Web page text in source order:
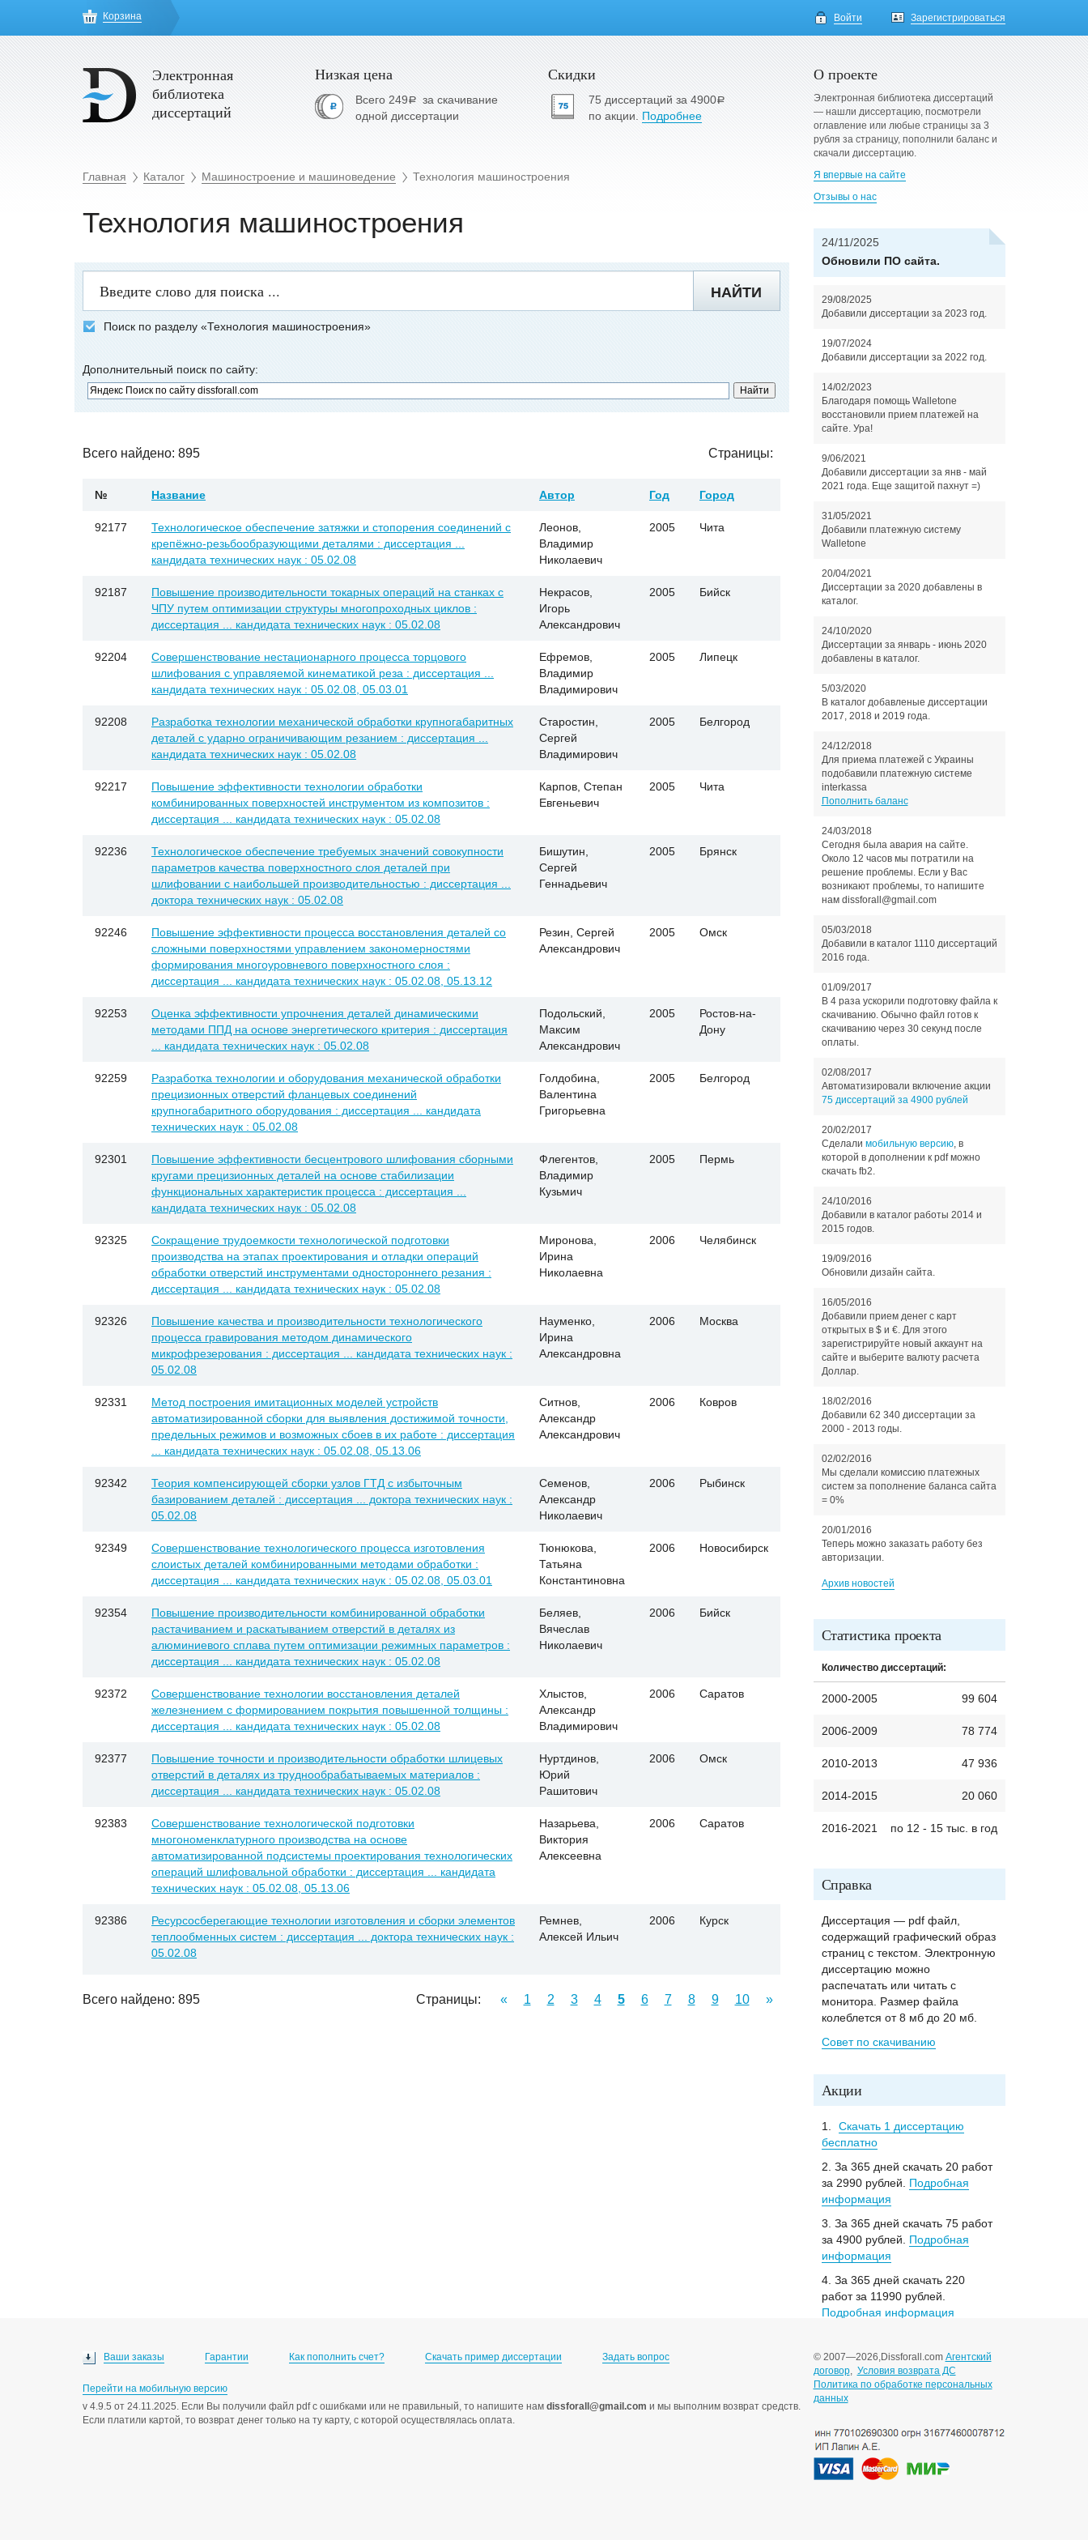
Корзина Войти Зарегистрироваться
Электронная
библиотека
диссертаций
Низкая цена
Всего 249aза скачивание
одной диссертации
Скидки
75 диссертаций за 4900a
по акции. Подробнее
Главная Каталог Машиностроение и машиноведение Технология машиностроения
Технология машиностроения
НАЙТИ
Поиск по разделу «Технология машиностроения»
Дополнительный поиск по сайту:
Всего найдено: 895 Страницы:
№ Название Автор Год Город
92177
Технологическое обеспечение затяжки и стопорения соединений с
крепёжно-резьбообразующими деталями : диссертация ...
кандидата технических наук : 05.02.08
Леонов,
Владимир
Николаевич
2005 Чита
92187
Повышение производительности токарных операций на станках с
ЧПУ путем оптимизации структуры многопроходных циклов :
диссертация ... кандидата технических наук : 05.02.08
Некрасов,
Игорь
Александрович
2005 Бийск
92204
Совершенствование нестационарного процесса торцового
шлифования с управляемой кинематикой реза : диссертация ...
кандидата технических наук : 05.02.08, 05.03.01
Ефремов,
Владимир
Владимирович
2005 Липецк
92208
Разработка технологии механической обработки крупногабаритных
деталей с ударно ограничивающим резанием : диссертация ...
кандидата технических наук : 05.02.08
Старостин,
Сергей
Владимирович
2005 Белгород
92217
Повышение эффективности технологии обработки
комбинированных поверхностей инструментом из композитов :
диссертация ... кандидата технических наук : 05.02.08
Карпов, Степан
Евгеньевич
2005 Чита
92236
Технологическое обеспечение требуемых значений совокупности
параметров качества поверхностного слоя деталей при
шлифовании с наибольшей производительностью : диссертация ...
доктора технических наук : 05.02.08
Бишутин,
Сергей
Геннадьевич
2005 Брянск
92246
Повышение эффективности процесса восстановления деталей со
сложными поверхностями управлением закономерностями
формирования многоуровневого поверхностного слоя :
диссертация ... кандидата технических наук : 05.02.08, 05.13.12
Резин, Сергей
Александрович
2005 Омск
92253
Оценка эффективности упрочнения деталей динамическими
методами ППД на основе энергетического критерия : диссертация
... кандидата технических наук : 05.02.08
Подольский,
Максим
Александрович
2005
Ростов-на-
Дону
92259
Разработка технологии и оборудования механической обработки
прецизионных отверстий фланцевых соединений
крупногабаритного оборудования : диссертация ... кандидата
технических наук : 05.02.08
Голдобина,
Валентина
Григорьевна
2005 Белгород
92301
Повышение эффективности бесцентрового шлифования сборными
кругами прецизионных деталей на основе стабилизации
функциональных характеристик процесса : диссертация ...
кандидата технических наук : 05.02.08
Флегентов,
Владимир
Кузьмич
2005 Пермь
92325
Сокращение трудоемкости технологической подготовки
производства на этапах проектирования и отладки операций
обработки отверстий инструментами одностороннего резания :
диссертация ... кандидата технических наук : 05.02.08
Миронова,
Ирина
Николаевна
2006 Челябинск
92326
Повышение качества и производительности технологического
процесса гравирования методом динамического
микрофрезерования : диссертация ... кандидата технических наук :
05.02.08
Науменко,
Ирина
Александровна
2006 Москва
92331
Метод построения имитационных моделей устройств
автоматизированной сборки для выявления достижимой точности,
предельных режимов и возможных сбоев в их работе : диссертация
... кандидата технических наук : 05.02.08, 05.13.06
Ситнов,
Александр
Александрович
2006 Ковров
92342
Теория компенсирующей сборки узлов ГТД с избыточным
базированием деталей : диссертация ... доктора технических наук :
05.02.08
Семенов,
Александр
Николаевич
2006 Рыбинск
92349
Совершенствование технологического процесса изготовления
слоистых деталей комбинированными методами обработки :
диссертация ... кандидата технических наук : 05.02.08, 05.03.01
Тюнюкова,
Татьяна
Константиновна
2006 Новосибирск
92354
Повышение производительности комбинированной обработки
растачиванием и раскатыванием отверстий в деталях из
алюминиевого сплава путем оптимизации режимных параметров :
диссертация ... кандидата технических наук : 05.02.08
Беляев,
Вячеслав
Николаевич
2006 Бийск
92372
Совершенствование технологии восстановления деталей
железнением с формированием покрытия повышенной толщины :
диссертация ... кандидата технических наук : 05.02.08
Хлыстов,
Александр
Владимирович
2006 Саратов
92377
Повышение точности и производительности обработки шлицевых
отверстий в деталях из труднообрабатываемых материалов :
диссертация ... кандидата технических наук : 05.02.08
Нуртдинов,
Юрий
Рашитович
2006 Омск
92383
Совершенствование технологической подготовки
многономенклатурного производства на основе
автоматизированной подсистемы проектирования технологических
операций шлифовальной обработки : диссертация ... кандидата
технических наук : 05.02.08, 05.13.06
Назарьева,
Виктория
Алексеевна
2006 Саратов
92386
Ресурсосберегающие технологии изготовления и сборки элементов
теплообменных систем : диссертация ... доктора технических наук :
05.02.08
Ремнев,
Алексей Ильич
2006 Курск
Всего найдено: 895 Страницы: « 1 2 3 4 5 6 7 8 9 10 »
О проекте
Электронная библиотека диссертаций
— нашли диссертацию, посмотрели
оглавление или любые страницы за 3
рубля за страницу, пополнили баланс и
скачали диссертацию.
Я впервые на сайте
Отзывы о нас
24/11/2025
Обновили ПО сайта.
29/08/2025
Добавили диссертации за 2023 год.
19/07/2024
Добавили диссертации за 2022 год.
14/02/2023
Благодаря помощь Walletone
восстановили прием платежей на
сайте. Ура!
9/06/2021
Добавили диссертации за янв - май
2021 года. Еще защитой пахнут =)
31/05/2021
Добавили платежную систему
Walletone
20/04/2021
Диссертации за 2020 добавлены в
каталог.
24/10/2020
Диссертации за январь - июнь 2020
добавлены в каталог.
5/03/2020
В каталог добавленые диссертации
2017, 2018 и 2019 года.
24/12/2018
Для приема платежей с Украины
подобавили платежную системе
interkassa
Пополнить баланс
24/03/2018
Сегодня была авария на сайте.
Около 12 часов мы потратили на
решение проблемы. Если у Вас
возникают проблемы, то напишите
нам dissforall@gmail.com
05/03/2018
Добавили в каталог 1110 диссертаций
2016 года.
01/09/2017
В 4 раза ускорили подготовку файла к
скачиванию. Обычно файл готов к
скачиванию через 30 секунд после
оплаты.
02/08/2017
Автоматизировали включение акции
75 диссертаций за 4900 рублей
20/02/2017
Сделали мобильную версию, в
которой в дополнении к pdf можно
скачать fb2.
24/10/2016
Добавили в каталог работы 2014 и
2015 годов.
19/09/2016
Обновили дизайн сайта.
16/05/2016
Добавили прием денег с карт
открытых в $ и €. Для этого
зарегистрируйте новый аккаунт на
сайте и выберите валюту расчета
Доллар.
18/02/2016
Добавили 62 340 диссертации за
2000 - 2013 годы.
02/02/2016
Мы сделали комиссию платежных
систем за пополнение баланса сайта
= 0%
20/01/2016
Теперь можно заказать работу без
авторизации.
Архив новостей
Статистика проекта
Количество диссертаций:
2000-2005 99 604
2006-2009 78 774
2010-2013 47 936
2014-2015 20 060
2016-2021 по 12 - 15 тыс. в год
Справка
Диссертация — pdf файл,
содержащий графический образ
страниц с текстом. Электронную
диссертацию можно
распечатать или читать с
монитора. Размер файла
колеблется от 8 мб до 20 мб.
Совет по скачиванию
Акции
1.
Скачать 1 диссертацию
бесплатно
2. За 365 дней скачать 20 работ
за 2990 рублей. Подробная
информация
3. За 365 дней скачать 75 работ
за 4900 рублей. Подробная
информация
4. За 365 дней скачать 220
работ за 11990 рублей.
Подробная информация
Ваши заказы Гарантии Как пополнить счет? Скачать пример диссертации Задать вопрос
Перейти на мобильную версию
v 4.9.5 от 24.11.2025. Если Вы получили файл pdf с ошибками или не правильный, то напишите нам dissforall@gmail.com и мы выполним возврат средств.
Если платили картой, то возврат денег только на ту карту, с которой осуществлялась оплата.
© 2007—2026,Dissforall.com Агентский
договор, Условия возврата ДС
Политика по обработке персональных
данных